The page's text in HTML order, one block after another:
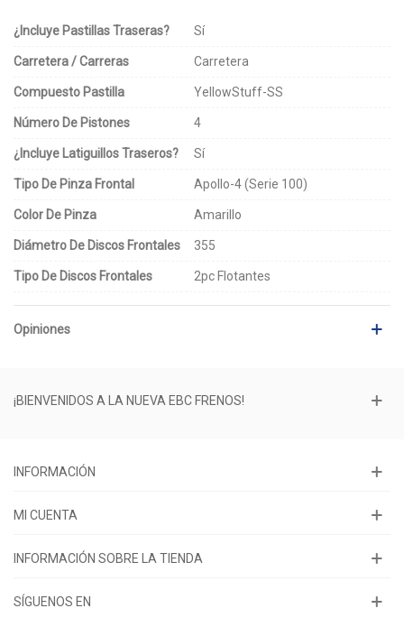
¿Incluye Pastillas Traseras? Sí
Carretera / Carreras Carretera
Compuesto Pastilla YellowStuff-SS
Número De Pistones 4
¿Incluye Latiguillos Traseros? Sí
Tipo De Pinza Frontal Apollo-4 (Serie 100)
Color De Pinza Amarillo
Diámetro De Discos Frontales 355
Tipo De Discos Frontales 2pc Flotantes
Opiniones
¡BIENVENIDOS A LA NUEVA EBC FRENOS!
INFORMACIÓN
MI CUENTA
INFORMACIÓN SOBRE LA TIENDA
SÍGUENOS EN